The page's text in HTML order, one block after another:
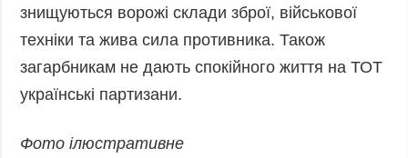
знищуються ворожі склади зброї, військової
техніки та жива сила противника. Також
загарбникам не дають спокійного життя на ТОТ
українські партизани.
Фото ілюстративне